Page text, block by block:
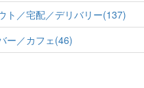
ト／宅配／デリバリー(137)
ー／カフェ(46)